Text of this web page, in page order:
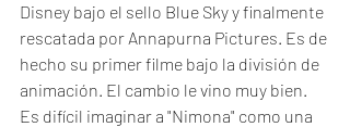
Disney bajo el sello Blue Sky y finalmente
rescatada por Annapurna Pictures. Es de
hecho su primer filme bajo la división de
animación. El cambio le vino muy bien.
Es difícil imaginar a "Nimona" como una